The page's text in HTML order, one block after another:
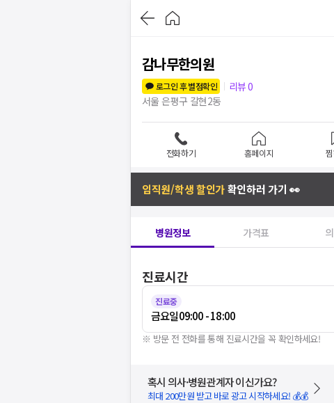
감나무한의원
로그인 후 별점확인
리뷰0
서울 은평구 갈현2동
전화하기 홈페이지
임직원/학생 할인가확인하러 가기 👀
병원정보 가격표
진료시간
진료중
금요일09:00 - 18:00
※ 방문 전 전화를 통해 진료시간을 꼭 확인하세요!
혹시 의사·병원관계자 이신가요?
최대 200만원 받고 바로 광고 시작하세요! 💰💰